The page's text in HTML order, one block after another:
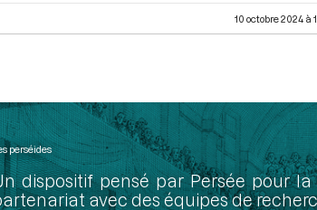
10 octobre 2024 à
perséides
dispositif pensé par Persée pour
avec des équipes de